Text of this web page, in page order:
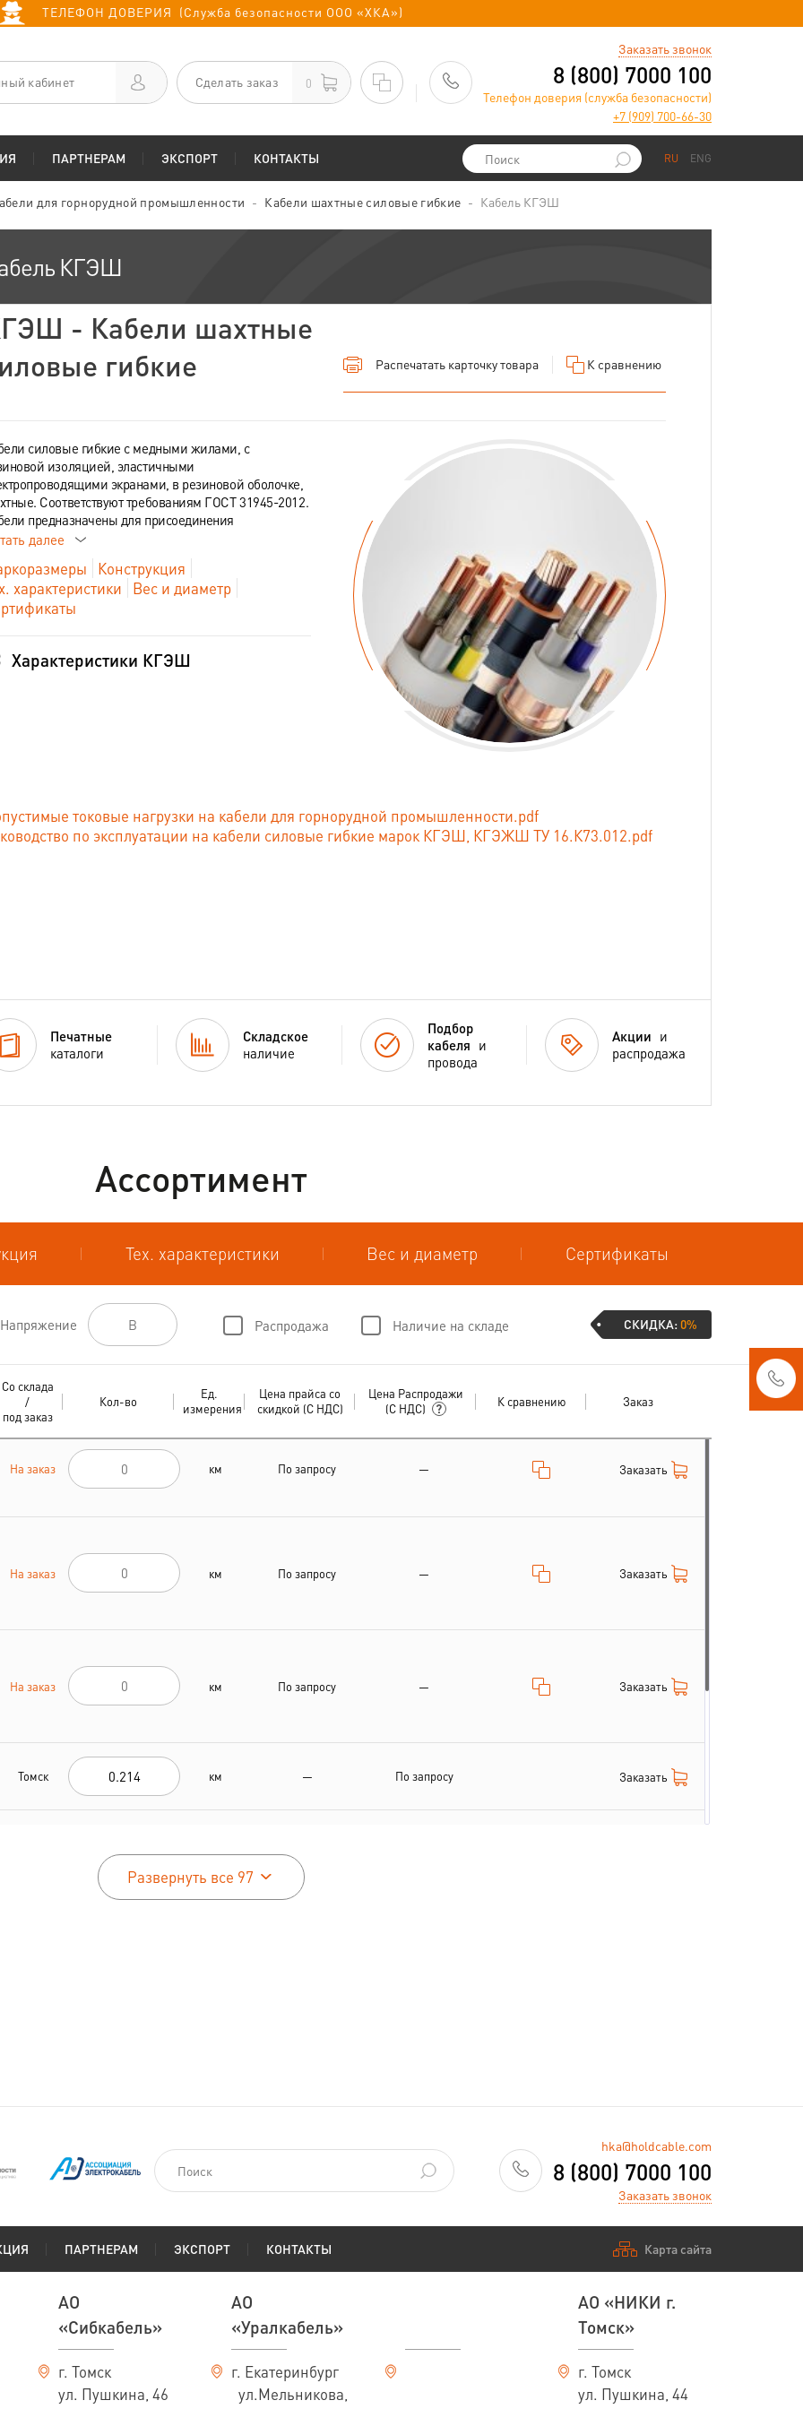
ТЕЛЕФОН ДОВЕРИЯ (Служба безопасности ООО «ХКА»)
кабинет Сделать заказ 0
Заказать звонок
8 (800) 7000 100
Телефон доверия (служба безопасности)
+7 (909) 700-66-30
ПАРТНЕРАМ ЭКСПОРТ КОНТАКТЫ RU ENG
для горнорудной промышленности Кабели шахтные силовые гибкие Кабель КГЭШ
КГЭШ
- Кабели шахтные
гибкие
Распечатать карточку товара К сравнению
силовые гибкие с медными жилами, с
изоляцией, эластичными
экранами, в резиновой оболочке,
Соответствуют требованиям ГОСТ 31945-2012.
предназначены для присоединения
далее
Конструкция
характеристики
Вес и диаметр
Характеристики КГЭШ
токовые нагрузки на кабели для горнорудной промышленности.pdf
по эксплуатации на кабели силовые гибкие марок КГЭШ, КГЭЖШ ТУ 16.К73.012.pdf
Печатные
каталоги
Складское
наличие
Подбор
кабеля и
провода
Акции и
распродажа
Ассортимент
Тех. характеристики Вес и диаметр Сертификаты
Напряжение Распродажа Наличие на складе СКИДКА:0%
Со склада
/
под заказ
Кол-во
Ед.
измерения
Цена прайса со
скидкой (С НДС)
Цена Распродажи
(С НДС)
К сравнению Заказ
На заказ км По запросу — Заказать
На заказ км По запросу — Заказать
На заказ км По запросу — Заказать
Томск км — По запросу Заказать
По запросу
Развернуть все 97
hka@holdcable.com
8 (800) 7000 100
Заказать звонок
ПАРТНЕРАМ ЭКСПОРТ КОНТАКТЫ Карта сайта
АО
«Сибкабель»
г. Томск
ул. Пушкина, 46
АО
«Уралкабель»
г. Екатеринбург
ул.Мельникова,
АО «НИКИ г.
Томск»
г. Томск
ул. Пушкина, 44